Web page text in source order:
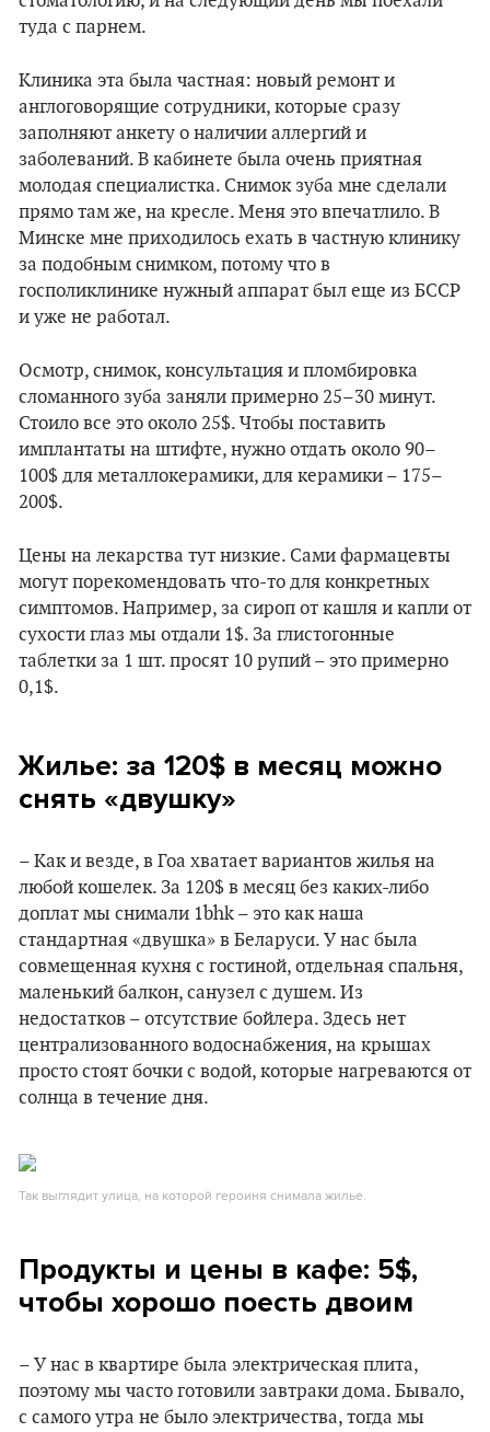
туда с парнем.
Клиника эта была частная: новый ремонт и
англоговорящие сотрудники, которые сразу
заполняют анкету о наличии аллергий и
заболеваний. В кабинете была очень приятная
молодая специалистка. Снимок зуба мне сделали
прямо там же, на кресле. Меня это впечатлило. В
Минске мне приходилось ехать в частную клинику
за подобным снимком, потому что в
госполиклинике нужный аппарат был еще из БССР
и уже не работал.
Осмотр, снимок, консультация и пломбировка
сломанного зуба заняли примерно 25–30 минут.
Стоило все это около 25$. Чтобы поставить
имплантаты на штифте, нужно отдать около 90–
100$ для металлокерамики, для керамики – 175–
200$.
Цены на лекарства тут низкие. Сами фармацевты
могут порекомендовать что-то для конкретных
симптомов. Например, за сироп от кашля и капли от
сухости глаз мы отдали 1$. За глистогонные
таблетки за 1 шт. просят 10 рупий – это примерно
0,1$.
Жилье: за 120$ в месяц можно
снять «двушку»
– Как и везде, в Гоа хватает вариантов жилья на
любой кошелек. За 120$ в месяц без каких-либо
доплат мы снимали 1bhk – это как наша
стандартная «двушка» в Беларуси. У нас была
совмещенная кухня с гостиной, отдельная спальня,
маленький балкон, санузел с душем. Из
недостатков – отсутствие бойлера. Здесь нет
централизованного водоснабжения, на крышах
просто стоят бочки с водой, которые нагреваются от
солнца в течение дня.
Так выглядит улица, на которой героиня снимала жилье.
Продукты и цены в кафе: 5$,
чтобы хорошо поесть двоим
– У нас в квартире была электрическая плита,
поэтому мы часто готовили завтраки дома. Бывало,
с самого утра не было электричества, тогда мы